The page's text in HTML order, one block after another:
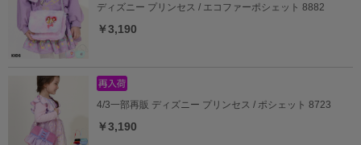
ディズニー プリンセス / エコファーポシェット 8882
￥3,190
4/3一部再販 ディズニー プリンセス / ポシェット 8723
￥3,190